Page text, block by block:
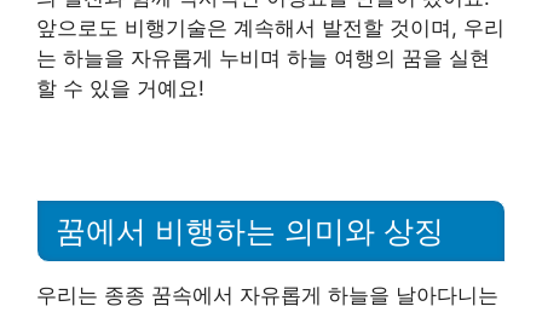
앞으로도 비행기술은 계속해서 발전할 것이며, 우리
는 하늘을 자유롭게 누비며 하늘 여행의 꿈을 실현
할 수 있을 거예요!
꿈에서 비행하는 의미와 상징
우리는 종종 꿈속에서 자유롭게 하늘을 날아다니는